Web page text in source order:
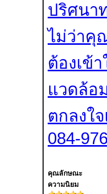
ปริศนา
ไม่ว่าคุ
ต้องเข้
แวดล้อ
ตกลงใ
084-
คุณลักษณะ
ความนิยม